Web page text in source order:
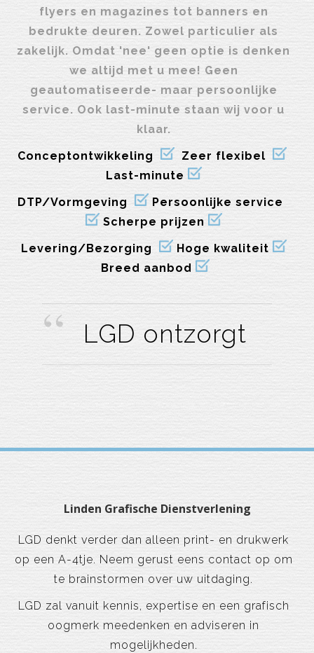
flyers en magazines tot banners en
bedrukte deuren. Zowel particulier als
zakelijk. Omdat 'nee' geen optie is denken
we altijd met u mee! Geen
geautomatiseerde- maar persoonlijke
service. Ook last-minute staan wij voor u
klaar.
Conceptontwikkeling
Zeer flexibel
Last-minute
DTP/Vormgeving
Persoonlijke service
Scherpe prijzen
Levering/Bezorging
Hoge kwaliteit
Breed aanbod
LGD ontzorgt
Linden Grafische Dienstverlening
LGD denkt verder dan alleen print- en drukwerk
op een A-4tje. Neem gerust eens contact op om
te brainstormen over uw uitdaging.
LGD zal vanuit kennis, expertise en een grafisch
oogmerk meedenken en adviseren in
mogelijkheden.